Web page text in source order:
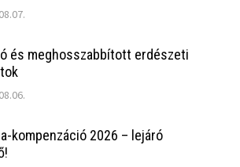
és meghosszabbított erdészeti
kompenzáció 2026 – lejáró